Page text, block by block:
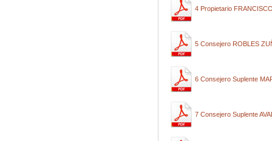
4 Propietario
5 Consejero ROBLES
6 Consejero Suplente
7 Consejero Suplente